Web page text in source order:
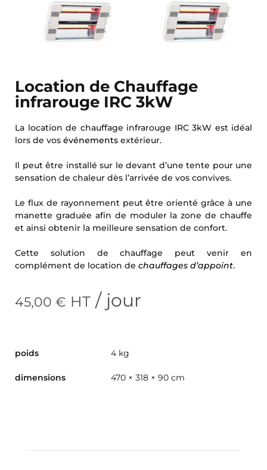
Location de Chauffage
infrarouge IRC 3kW
La location de chauffage infrarouge IRC 3kW est idéal
lors de vos événements extérieur.
Il peut être installé sur le devant d’une tente pour une
sensation de chaleur dès l’arrivée de vos convives.
Le flux de rayonnement peut être orienté grâce à une
manette graduée afin de moduler la zone de chauffe
et ainsi obtenir la meilleure sensation de confort.
Cette solution de chauffage peut venir en
complément de location de chauffages d’appoint.
45,00 € HT / jour
poids 4 kg
dimensions 470 × 318 × 90 cm